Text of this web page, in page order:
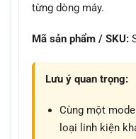
từng dòng máy.
Mã sản phẩm / SKU:
Lưu ý quan trọng:
Cùng một
loại linh kiện